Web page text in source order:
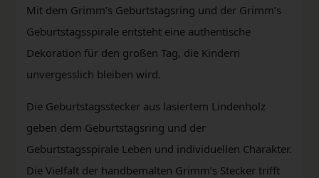
Mit dem Grimm’s Geburtstagsring und der Grimm’s
Geburtstagsspirale entsteht eine authentische
Dekoration für den großen Tag, die Kindern
unvergesslich bleiben wird.
Die Geburtstagsstecker aus lasiertem Lindenholz
geben dem Geburtstagsring und der
Geburtstagsspirale Leben und individuellen Charakter.
Die Vielfalt der handbemalten Grimm’s Stecker trifft